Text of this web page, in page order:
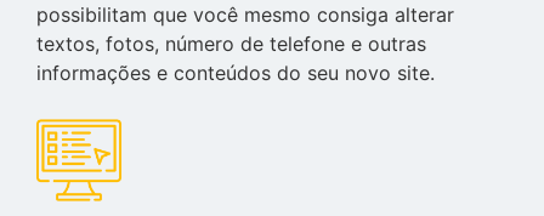
possibilitam que você mesmo consiga alterar
textos, fotos, número de telefone e outras
informações e conteúdos do seu novo site.